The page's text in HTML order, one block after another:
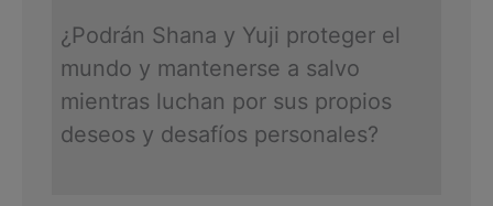
¿Podrán Shana y Yuji proteger el
mundo y mantenerse a salvo
mientras luchan por sus propios
deseos y desafíos personales?